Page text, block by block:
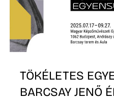
TÖKÉLETES
BARCSAY JENŐ